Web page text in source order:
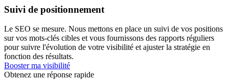
Suivi de positionnement
Le SEO se mesure. Nous mettons en place un suivi de vos positions
sur vos mots-clés cibles et vous fournissons des rapports réguliers
pour suivre l'évolution de votre visibilité et ajuster la stratégie en
fonction des résultats.
Booster ma visibilité
Obtenez une réponse rapide